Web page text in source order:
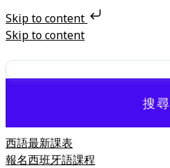
Skip to content
Skip to content
搜尋
西語最新課表
報名西班牙語課程